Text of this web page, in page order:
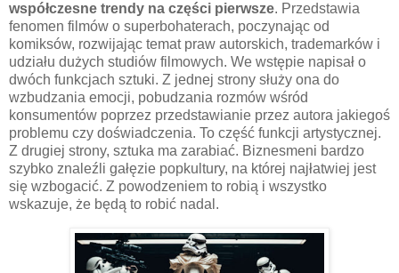
współczesne trendy na części pierwsze. Przedstawia
fenomen filmów o superbohaterach, poczynając od
komiksów, rozwijając temat praw autorskich, trademarków i
udziału dużych studiów filmowych. We wstępie napisał o
dwóch funkcjach sztuki. Z jednej strony służy ona do
wzbudzania emocji, pobudzania rozmów wśród
konsumentów poprzez przedstawianie przez autora jakiegoś
problemu czy doświadczenia. To część funkcji artystycznej.
Z drugiej strony, sztuka ma zarabiać. Biznesmeni bardzo
szybko znaleźli gałęzie popkultury, na której najłatwiej jest
się wzbogacić. Z powodzeniem to robią i wszystko
wskazuje, że będą to robić nadal.